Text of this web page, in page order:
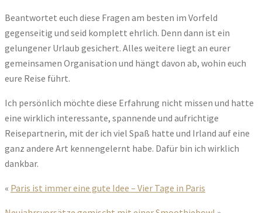
Beantwortet euch diese Fragen am besten im Vorfeld
gegenseitig und seid komplett ehrlich. Denn dann ist ein
gelungener Urlaub gesichert. Alles weitere liegt an eurer
gemeinsamen Organisation und hängt davon ab, wohin euch
eure Reise führt.
Ich persönlich möchte diese Erfahrung nicht missen und hatte
eine wirklich interessante, spannende und aufrichtige
Reisepartnerin, mit der ich viel Spaß hatte und Irland auf eine
ganz andere Art kennengelernt habe. Dafür bin ich wirklich
dankbar.
« Paris ist immer eine gute Idee – Vier Tage in Paris